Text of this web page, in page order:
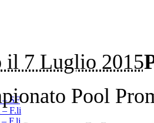
– SF
– F.li
F.li
il 7 Luglio 2015
Pool